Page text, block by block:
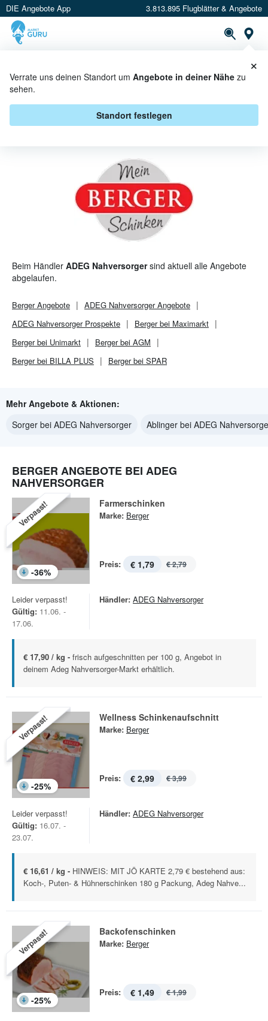
DIE Angebote App 3.813.895 Flugblätter & Angebote
Verrate uns deinen Standort um Angebote in deiner Nähe zu
sehen.
Standort festlegen
×
BERGER BEI ADEG
NAHVERSORGER - ANGEBOTE &
AKTIONEN
Beim Händler ADEG Nahversorgersind aktuell alle Angebote
abgelaufen.
BergerAngebote ADEG NahversorgerAngebote
ADEG NahversorgerProspekte
Berger bei Maximarkt
Berger bei Unimarkt
Berger bei AGM
Berger bei BILLA PLUS
Berger bei SPAR
Mehr Angebote & Aktionen:
Sorger bei ADEG Nahversorger
Ablinger bei ADEG
BERGER ANGEBOTE BEI ADEG
NAHVERSORGER
Verpasst!
-36%
Farmerschinken
Marke: Berger
Preis: € 1,79 € 2,79
Leider verpasst!
Gültig: 11.06. -
17.06.
Händler: ADEG Nahversorger
€ 17,90 / kg - frisch aufgeschnitten per 100 g, Angebot in
deinem Adeg Nahversorger-Markt erhältlich.
Verpasst!
-25%
Wellness Schinkenaufschnitt
Marke: Berger
Preis: € 2,99 € 3,99
Leider verpasst!
Gültig: 16.07. -
23.07.
Händler: ADEG Nahversorger
€ 16,61 / kg - HINWEIS: MIT JÖ KARTE 2,79 € bestehend aus:
Koch-, Puten- & Hühnerschinken 180 g Packung, Adeg Nahve...
Verpasst!
-25%
Backofenschinken
Marke: Berger
Preis: € 1,49 € 1,99